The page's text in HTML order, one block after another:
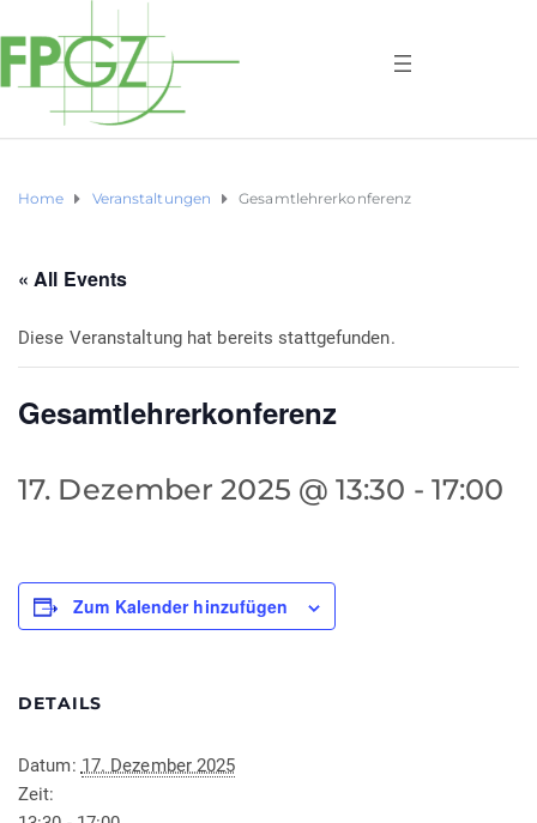
Home Veranstaltungen Gesamtlehrerkonferenz
« All Events
Diese Veranstaltung hat bereits stattgefunden.
Gesamtlehrerkonferenz
17. Dezember 2025 @ 13:30 - 17:00
Zum Kalender hinzufügen
DETAILS
Datum: 17. Dezember 2025
Zeit: